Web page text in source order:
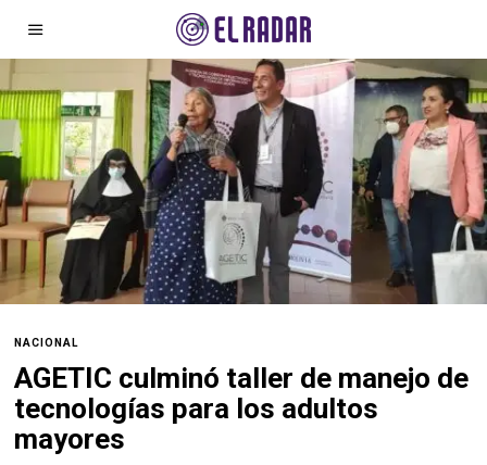
NACIONAL
AGETIC culminó taller de manejo de
tecnologías para los adultos
mayores